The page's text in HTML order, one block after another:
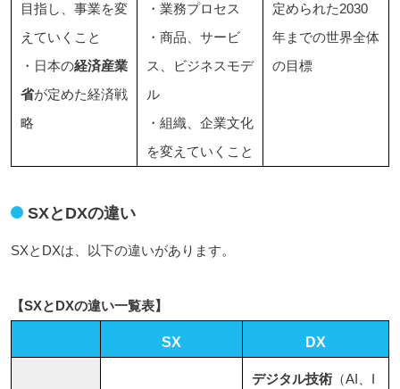
目指し、事業を変
えていくこと
・日本の経済産業
省が定めた経済戦
略
・業務プロセス
・商品、サービ
ス、ビジネスモデ
ル
・組織、企業文化
を変えていくこと
定められた2030
年までの世界全体
の目標
SXとDXの違い
SXとDXは、以下の違いがあります。
【SXとDXの違い一覧表】
SX DX
デジタル技術 （AI、I